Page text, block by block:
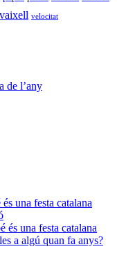
vaixell velocitat
de l’any
una festa catalana
és una festa catalana
a algú quan fa anys?